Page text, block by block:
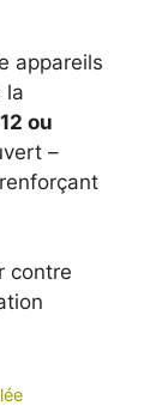
appareils
la
ou
–
contre